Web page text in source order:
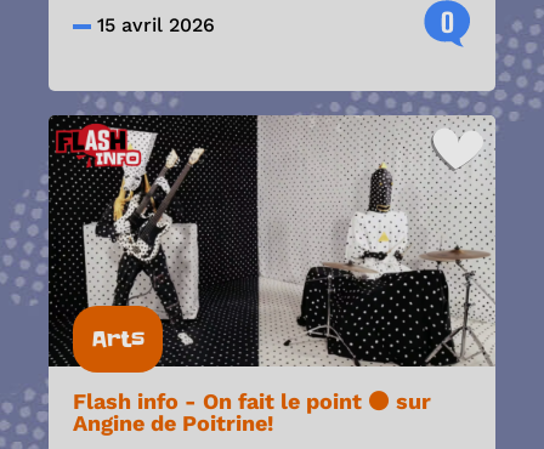
15 avril 2026 0
Arts
Flash info - On fait le point ⚫️ sur
Angine de Poitrine!